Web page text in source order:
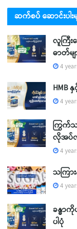
ဆက်စပ် ဆောင်းပါးမ
လူကြီး
ဓာတ်မျ
4
HMB
4
ကြွက်သ
လိုအပ်
4
သကြာ
4
ခန္ဓာ
ပါပုံ